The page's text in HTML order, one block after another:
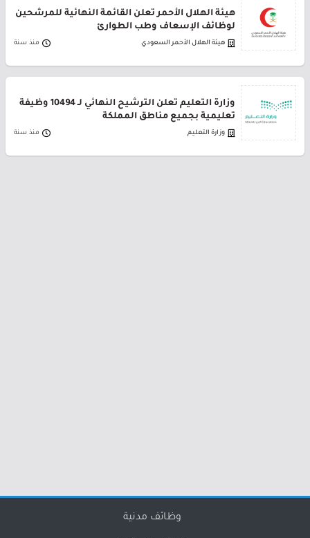
هيئة الهلال الأحمر تعلن القائمة النهائية للمرشحين
لوظائف الإسعاف وطب الطوارئ
هيئة الهلال الأحمر السعودي منذ سنة
وزارة التعليم تعلن الترشيح النهائي لـ 10494 وظيفة
تعليمية بجميع مناطق المملكة
وزارة التعليم منذ سنة
وظائف مدنية